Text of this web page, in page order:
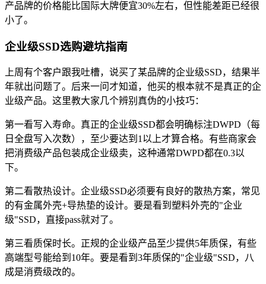
产品牌的价格能比国际大牌便宜30%左右，但性能差距已经很
小了。
企业级SSD选购避坑指南
上周有个客户跟我吐槽，说买了某品牌的企业级SSD，结果半
年就出问题了。后来一问才知道，他买的根本就不是真正的企
业级产品。这里教大家几个辨别真伪的小技巧：
第一看写入寿命。真正的企业级SSD都会明确标注DWPD（每
日全盘写入次数），至少要达到1以上才算合格。有些商家会
把消费级产品包装成企业级卖，这种通常DWPD都在0.3以
下。
第二看散热设计。企业级SSD必须要有良好的散热方案，常见
的有金属外壳+导热垫的设计。要是看到塑料外壳的"企业
级"SSD，直接pass就对了。
第三看质保时长。正规的企业级产品至少提供5年质保，有些
高端型号能给到10年。要是看到3年质保的"企业级"SSD，八
成是消费级改的。